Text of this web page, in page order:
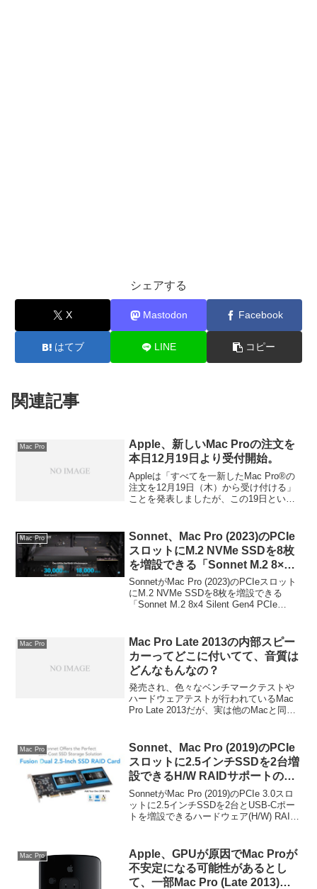
シェアする
X Mastodon Facebook
はてブ LINE コピー
関連記事
Mac Pro
Apple、新しいMac Proの注文を
本日12月19日より受付開始。
Appleは「すべてを一新したMac Pro®の
注文を12月19日（木）から受け付ける」
ことを発表しましたが、この19日という
持ちを焦らせているようです。詳細は以
Mac Pro
Sonnet、Mac Pro (2023)のPCIe
スロットにM.2 NVMe SSDを8枚
を増設できる「Sonnet M.2 8×4
Silent Gen4 PCIe Card」を発
表。
SonnetがMac Pro (2023)のPCIeスロット
にM.2 NVMe SSDを8枚を増設できる
「Sonnet M.2 8x4 Silent Gen4 PCIe
Mac Pro
Mac Pro Late 2013の内部スピー
カーってどこに付いてて、音質は
どんなもんなの？
発売され、色々なベンチマークテストや
ハードウェアテストが行われているMac
Pro Late 2013だが、実は他のMacと同様
こえるようだ。詳細は以下から。
Mac Pro
Sonnet、Mac Pro (2019)のPCIe
スロットに2.5インチSSDを2台増
設できるH/W RAIDサポートの
PCIe 3.0カード「Fusion Dual
2.5-Inch SSD RAID」を発表。
SonnetがMac Pro (2019)のPCIe 3.0スロ
ットに2.5インチSSDを2台とUSB-Cポー
トを増設できるハードウェア(H/W) RAID
Mac Pro
Apple、GPUが原因でMac Proが
不安定になる可能性があるとし
て、一部Mac Pro (Late 2013)の